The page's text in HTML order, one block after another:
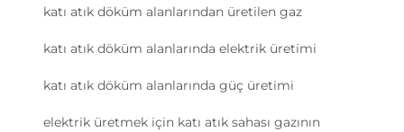
katı atık döküm alanlarından üretilen gaz
katı atık döküm alanlarında elektrik üretimi
katı atık döküm alanlarında güç üretimi
elektrik üretmek için katı atık sahası gazının